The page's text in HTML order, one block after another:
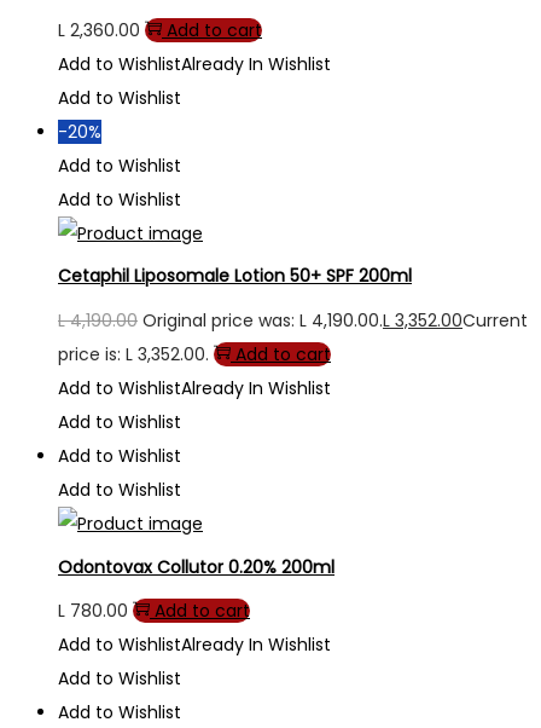
L 2,360.00
Add to cart
Add to WishlistAlready In Wishlist
Add to Wishlist
-20%
Add to Wishlist
Add to Wishlist
Cetaphil Liposomale Lotion 50+ SPF 200ml
L4,190.00 Original price was: L 4,190.00.L 3,352.00Current
price is: L 3,352.00.
Add to cart
Add to WishlistAlready In Wishlist
Add to Wishlist
Add to Wishlist
Add to Wishlist
Odontovax Collutor 0.20% 200ml
L 780.00
Add to cart
Add to WishlistAlready In Wishlist
Add to Wishlist
Add to Wishlist